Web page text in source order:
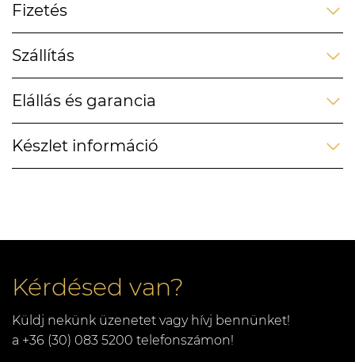
Fizetés
Szállítás
Elállás és garancia
Készlet információ
Kérdésed van?
Küldj nekünk üzenetet vagy hívj bennünket!
a +36 (30) 083 5200 telefonszámon!